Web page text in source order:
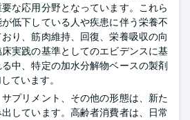
な応用分野となっています。これら
低下している人や疾患に伴う栄養不
り、筋肉維持、回復、栄養吸収の向
実践の基準としてのエビデンスに基
中、特定の加水分解物ベースの製剤
ています。
プリメント、その他の形態は、新た
しています。高齢者消費者は、日常